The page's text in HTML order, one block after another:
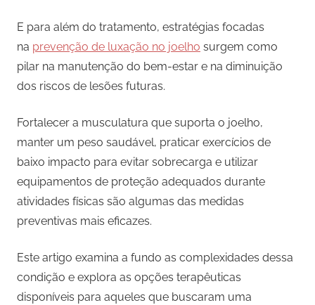
E para além do tratamento, estratégias focadas
na prevenção de luxação no joelho surgem como
pilar na manutenção do bem-estar e na diminuição
dos riscos de lesões futuras.
Fortalecer a musculatura que suporta o joelho,
manter um peso saudável, praticar exercícios de
baixo impacto para evitar sobrecarga e utilizar
equipamentos de proteção adequados durante
atividades físicas são algumas das medidas
preventivas mais eficazes.
Este artigo examina a fundo as complexidades dessa
condição e explora as opções terapêuticas
disponíveis para aqueles que buscaram uma